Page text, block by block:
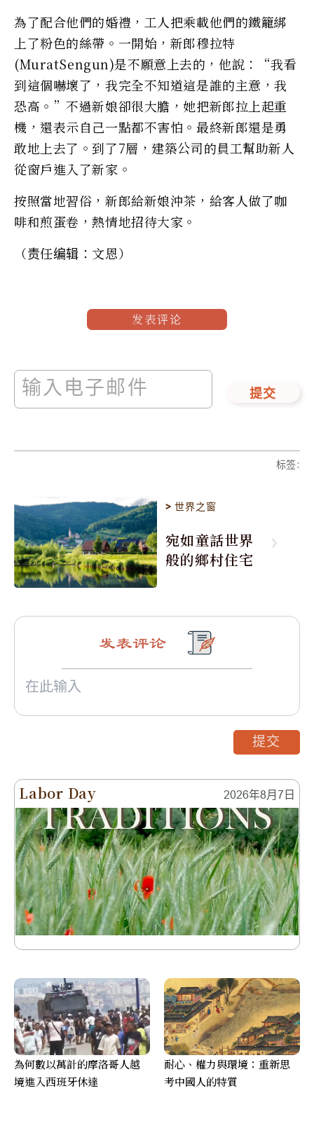
為了配合他們的婚禮，工人把乘載他們的鐵籠綁
上了粉色的絲帶。一開始，新郎穆拉特
(MuratSengun)是不願意上去的，他說：“我看
到這個嚇壞了，我完全不知道這是誰的主意，我
恐高。”不過新娘卻很大膽，她把新郎拉上起重
機，還表示自己一點都不害怕。最終新郎還是勇
敢地上去了。到了7層，建築公司的員工幫助新人
從窗戶進入了新家。
按照當地習俗，新郎給新娘沖茶，給客人做了咖
啡和煎蛋卷，熱情地招待大家。
（责任编辑：文恩）
发表评论
提交
标签:
>世界之窗
宛如童話世界
般的鄉村住宅
Labor Day 2026年8月7日
发表评论
提交
為何數以萬計的摩洛哥人越
境進入西班牙休達
耐心、權力與環境：重新思
考中國人的特質